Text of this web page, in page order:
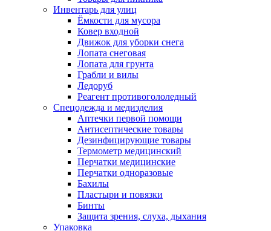
Инвентарь для улиц
Ёмкости для мусора
Ковер входной
Движок для уборки снега
Лопата снеговая
Лопата для грунта
Грабли и вилы
Ледоруб
Реагент противогололедный
Спецодежда и медизделия
Аптечки первой помощи
Антисептические товары
Дезинфицирующие товары
Термометр медицинский
Перчатки медицинские
Перчатки одноразовые
Бахилы
Пластыри и повязки
Бинты
Защита зрения, слуха, дыхания
Упаковка